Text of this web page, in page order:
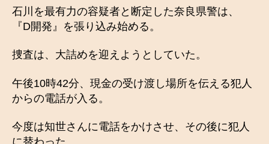
石川を最有力の容疑者と断定した奈良県警は、
『D開発』を張り込み始める。
捜査は、大詰めを迎えようとしていた。
午後10時42分、現金の受け渡し場所を伝える犯人
からの電話が入る。
今度は知世さんに電話をかけさせ、その後に犯人